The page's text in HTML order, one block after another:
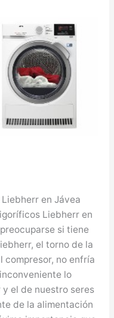
en Jávea
Liebherr en
si tiene
el torno de la
compresor, no enfría
lo
el de nuestro seres
de la alimentación